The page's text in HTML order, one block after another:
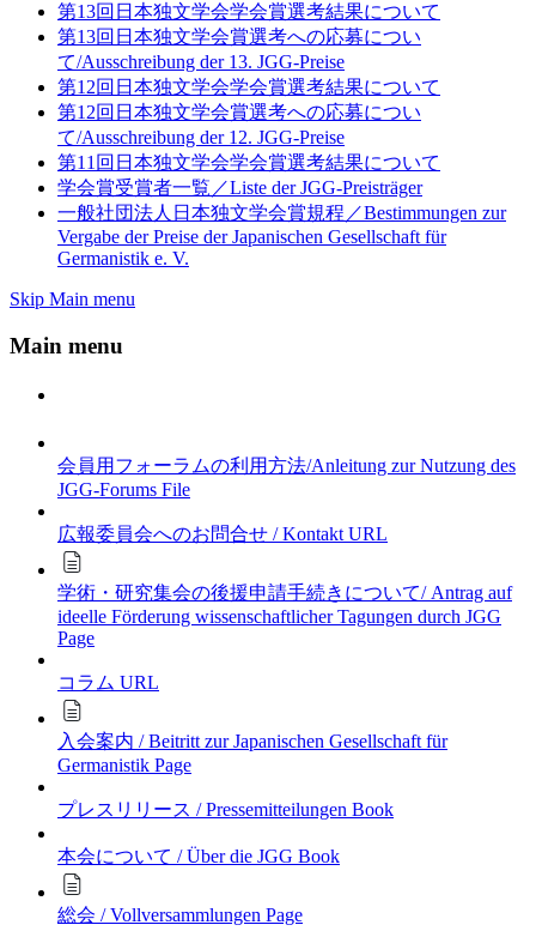
第13回日本独文学会学会賞選考結果について
第13回日本独文学会賞選考への応募につい
て/Ausschreibung der 13. JGG-Preise
第12回日本独文学会学会賞選考結果について
第12回日本独文学会賞選考への応募につい
て/Ausschreibung der 12. JGG-Preise
第11回日本独文学会学会賞選考結果について
学会賞受賞者一覧／Liste der JGG-Preisträger
一般社団法人日本独文学会賞規程／Bestimmungen zur
Vergabe der Preise der Japanischen Gesellschaft für
Germanistik e. V.
Skip Main menu
Main menu
会員用フォーラムの利用方法/Anleitung zur Nutzung des
JGG-Forums File
広報委員会へのお問合せ / Kontakt URL
学術・研究集会の後援申請手続きについて/ Antrag auf
ideelle Förderung wissenschaftlicher Tagungen durch JGG
Page
コラム URL
入会案内 / Beitritt zur Japanischen Gesellschaft für
Germanistik Page
プレスリリース / Pressemitteilungen Book
本会について / Über die JGG Book
総会 / Vollversammlungen Page